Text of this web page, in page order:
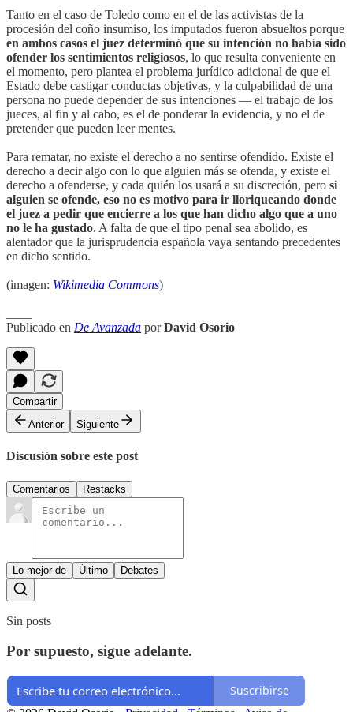
Tanto en el caso de Toledo como en el de las activistas de la
procesión del coño insumiso, los imputados fueron absueltos porque
en ambos casos el juez determinó que su intención no había sido
ofender los sentimientos religiosos, lo que resulta conveniente en
el momento, pero plantea el problema jurídico adicional de que el
Estado debe castigar conductas objetivas, y la culpabilidad de una
persona no puede depender de sus intenciones — el trabajo de los
jueces, al fin y al cabo, es el de ponderar la evidencia, y no el de
pretender que pueden leer mentes.
Para rematar, no existe el derecho a no sentirse ofendido. Existe el
derecho a decir algo con lo que alguien más se ofenda, y existe el
derecho a ofenderse, y cada quién los usará a su discreción, pero si
alguien se ofende, eso no es motivo para ir lloriqueando donde
el juez a pedir que encierre a los que han dicho algo que a uno
no le ha gustado. A falta de que el tipo penal sea abolido, es
alentador que la jurisprudencia española vaya sentando precedentes
en dicho sentido.
(imagen: Wikimedia Commons)
Publicado en De Avanzada porDavid Osorio
Compartir
Anterior
Siguiente
Discusión sobre este post
Comentarios Restacks
Lo mejor de Último Debates
Sin posts
Por supuesto, sigue adelante.
Suscribirse